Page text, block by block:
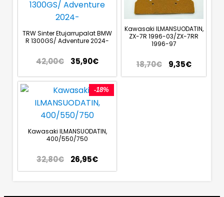
TRW Sinter Etujarrupalat BMW
R 1300GS/ Adventure 2024-
42,00€ 35,90€
Kawasaki ILMANSUODATIN,
ZX-7R 1996-03/ZX-7RR
1996-97
18,70€ 9,35€
-18%
Kawasaki ILMANSUODATIN,
400/550/750
32,80€ 26,95€